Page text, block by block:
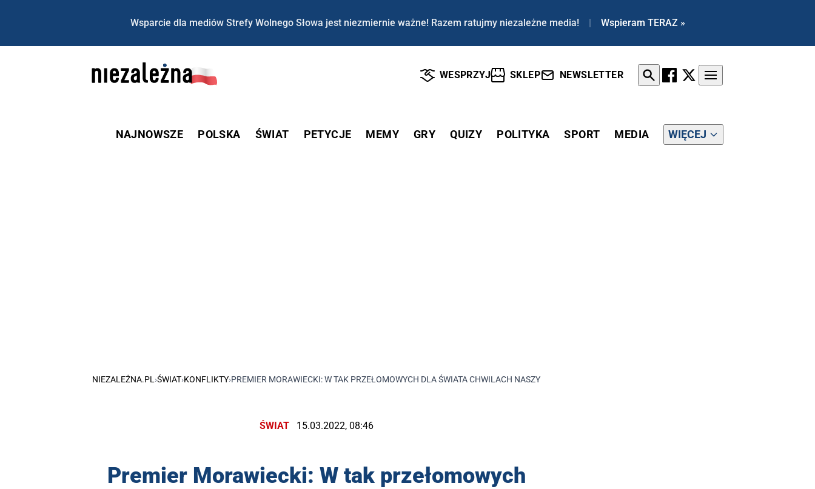
Wsparcie dla mediów Strefy Wolnego Słowa jest niezmiernie ważne! Razem ratujmy niezależne media! | Wspieram TERAZ »
WESPRZYJ SKLEP NEWSLETTER
NAJNOWSZE POLSKA ŚWIAT PETYCJE MEMY GRY QUIZY POLITYKA SPORT MEDIA WIĘCEJ
NIEZALEŻNA.PL ›ŚWIAT›KONFLIKTY›PREMIER MORAWIECKI: W TAK PRZEŁOMOWYCH DLA ŚWIATA CHWILACH NASZYM OBOWIĄZKIEM JEST BYĆ TAM, GDZIE WYKUWA SIĘ HISTORIA
ŚWIAT 15.03.2022, 08:46
Premier Morawiecki: W tak przełomowych